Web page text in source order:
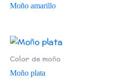
Moño amarillo
Color de moño
Moño plata